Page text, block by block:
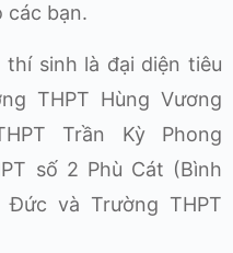
các bạn.
sinh là đại diện tiêu
THPT Hùng Vương
Trần Kỳ Phong
số 2 Phù Cát (Bình
và Trường THPT